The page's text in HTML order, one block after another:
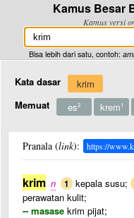
Kamus Besar
Kamus versi
Bisa lebih dari satu, contoh:
Kata dasar
krim
Memuat
es2 krem1
Pranala (link): https://
krim n 1 kepala susu;
perawatan kulit;
-- masase krim pijat;